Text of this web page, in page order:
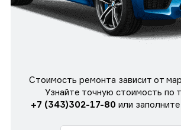
Стоимость ремонта зависит от
Узнайте точную стоимость по
+7 (343)302-17-80 или